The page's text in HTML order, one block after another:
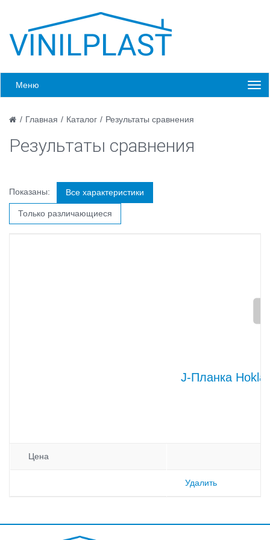
Меню
/ Главная / Каталог / Результаты сравнения
Результаты сравнения
Показаны: Все характеристики
Только различающиеся
J-Планка
Цена
Удалить